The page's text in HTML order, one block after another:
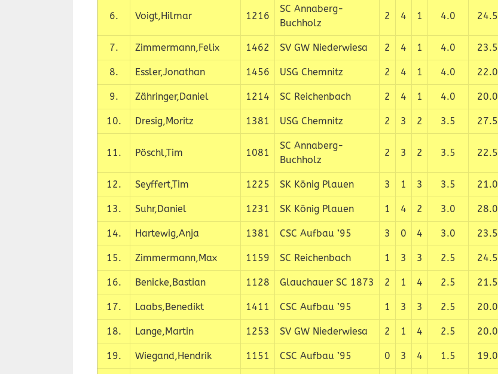
6. Voigt,Hilmar 1216
SC Annaberg-
Buchholz
2 4 1 4.0 24.5
7. Zimmermann,Felix 1462 SV GW Niederwiesa 2 4 1 4.0 23.5
8. Essler,Jonathan 1456 USG Chemnitz 2 4 1 4.0 22.0
9. Zähringer,Daniel 1214 SC Reichenbach 2 4 1 4.0 20.0
10. Dresig,Moritz 1381 USG Chemnitz 2 3 2 3.5 27.5
11. Pöschl,Tim 1081
SC Annaberg-
Buchholz
2 3 2 3.5 22.5
12. Seyffert,Tim 1225 SK König Plauen 3 1 3 3.5 21.0
13. Suhr,Daniel 1231 SK König Plauen 1 4 2 3.0 28.0
14. Hartewig,Anja 1381 CSC Aufbau ’95 3 0 4 3.0 23.5
15. Zimmermann,Max 1159 SC Reichenbach 1 3 3 2.5 24.5
16. Benicke,Bastian 1128 Glauchauer SC 1873 2 1 4 2.5 21.5
17. Laabs,Benedikt 1411 CSC Aufbau ’95 1 3 3 2.5 20.0
18. Lange,Martin 1253 SV GW Niederwiesa 2 1 4 2.5 20.0
19. Wiegand,Hendrik 1151 CSC Aufbau ’95 0 3 4 1.5 19.0